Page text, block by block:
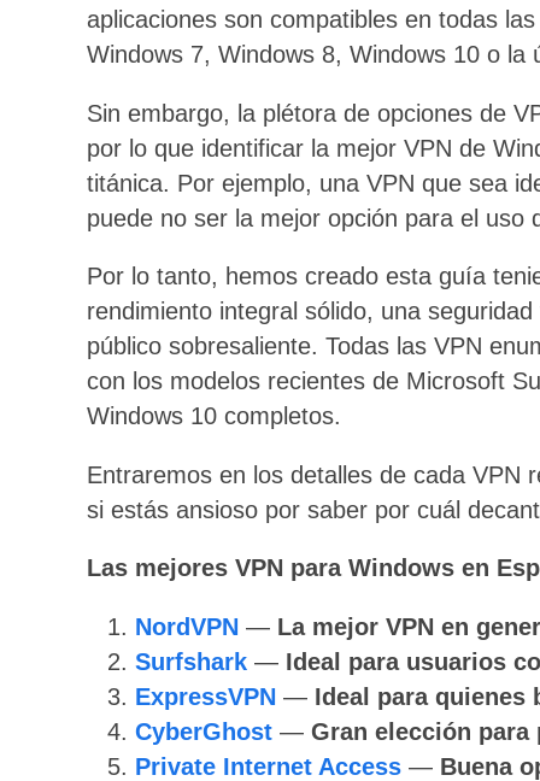
aplicaciones son compatibles en todas
Windows 7, Windows 8, Windows 10 o la
Sin embargo, la plétora de opciones de
por lo que identificar la mejor VPN de
titánica. Por ejemplo, una VPN que sea
puede no ser la mejor opción para el uso
Por lo tanto, hemos creado esta guía
rendimiento integral sólido, una
público sobresaliente. Todas las VPN
con los modelos recientes de Microsoft
Windows 10 completos.
Entraremos en los detalles de cada VPN
si estás ansioso por saber por cuál
Las mejores VPN para Windows en
NordVPN — La mejor VPN en
Surfshark — Ideal para usuarios
ExpressVPN — Ideal para quienes
CyberGhost — Gran elección
Private Internet Access — Buena